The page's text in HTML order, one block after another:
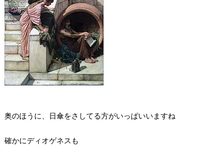
奥のほうに、日傘をさしてる方がいっぱいいますね
確かにディオゲネスも